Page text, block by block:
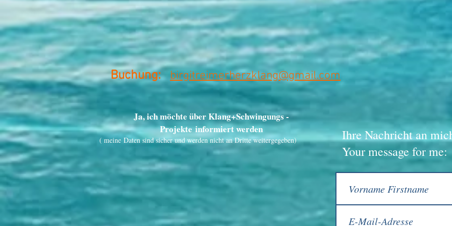
Buchung: birgitreimerherzklang@gmail.com
Ja, ich möchte über Klang+Schwingungs -
Projekte informiert werden
( meine Daten sind sicher und werden nicht an Dritte weitergegeben)
Ihre Nachricht an
Your message for me: